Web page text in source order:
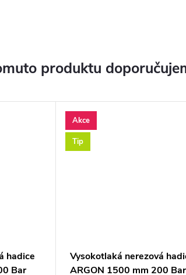
produktu
hadice
Bar
Akce
Tip
Vysokotlaká nerezová
ARGON 1500 mm 200 Bar